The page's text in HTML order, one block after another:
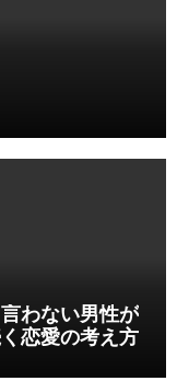
わない男性が
恋愛の考え方